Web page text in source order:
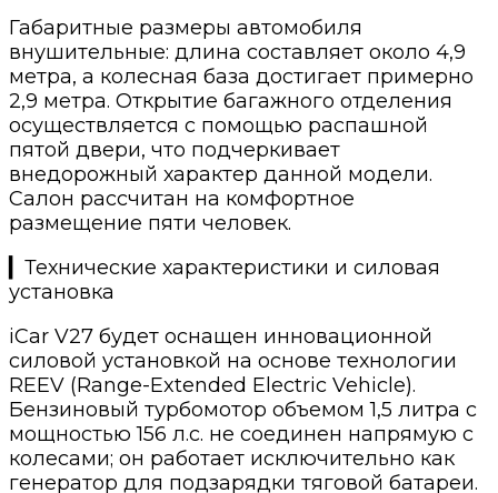
Габаритные размеры автомобиля
внушительные: длина составляет около 4,9
метра, а колесная база достигает примерно
2,9 метра. Открытие багажного отделения
осуществляется с помощью распашной
пятой двери, что подчеркивает
внедорожный характер данной модели.
Салон рассчитан на комфортное
размещение пяти человек.
▎Технические характеристики и силовая
установка
iCar V27 будет оснащен инновационной
силовой установкой на основе технологии
REEV (Range-Extended Electric Vehicle).
Бензиновый турбомотор объемом 1,5 литра с
мощностью 156 л.с. не соединен напрямую с
колесами; он работает исключительно как
генератор для подзарядки тяговой батареи.